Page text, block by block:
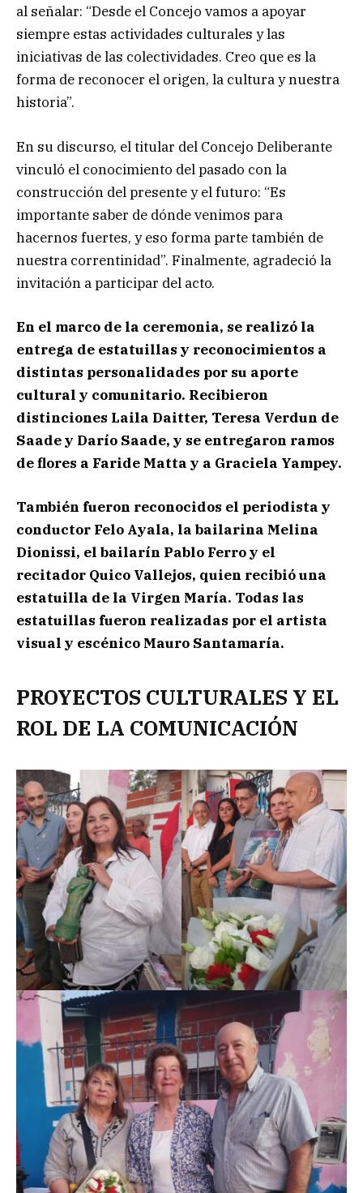
al señalar: “Desde el Concejo vamos a apoyar
siempre estas actividades culturales y las
iniciativas de las colectividades. Creo que es la
forma de reconocer el origen, la cultura y nuestra
historia”.
En su discurso, el titular del Concejo Deliberante
vinculó el conocimiento del pasado con la
construcción del presente y el futuro: “Es
importante saber de dónde venimos para
hacernos fuertes, y eso forma parte también de
nuestra correntinidad”. Finalmente, agradeció la
invitación a participar del acto.
En el marco de la ceremonia, se realizó la
entrega de estatuillas y reconocimientos a
distintas personalidades por su aporte
cultural y comunitario. Recibieron
distinciones Laila Daitter, Teresa Verdun de
Saade y Darío Saade, y se entregaron ramos
de flores a Faride Matta y a Graciela Yampey.
También fueron reconocidos el periodista y
conductor Felo Ayala, la bailarina Melina
Dionissi, el bailarín Pablo Ferro y el
recitador Quico Vallejos, quien recibió una
estatuilla de la Virgen María. Todas las
estatuillas fueron realizadas por el artista
visual y escénico Mauro Santamaría.
PROYECTOS CULTURALES Y EL
ROL DE LA COMUNICACIÓN